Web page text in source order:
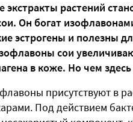
растений
Он богат
эстрогены и полезны
сои
в коже. Но чем
присутствуют в
Под действием